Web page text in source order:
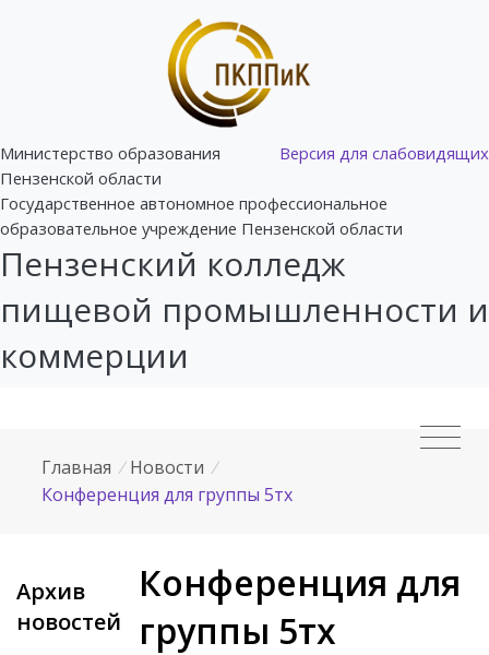
Версия для слабовидящих
Министерство образования
Пензенской области
Государственное автономное профессиональное
образовательное учреждение Пензенской области
Пензенский колледж
пищевой промышленности и
коммерции
Главная / Новости /
Конференция для группы 5тх
Архив
новостей
Конференция для
группы 5тх